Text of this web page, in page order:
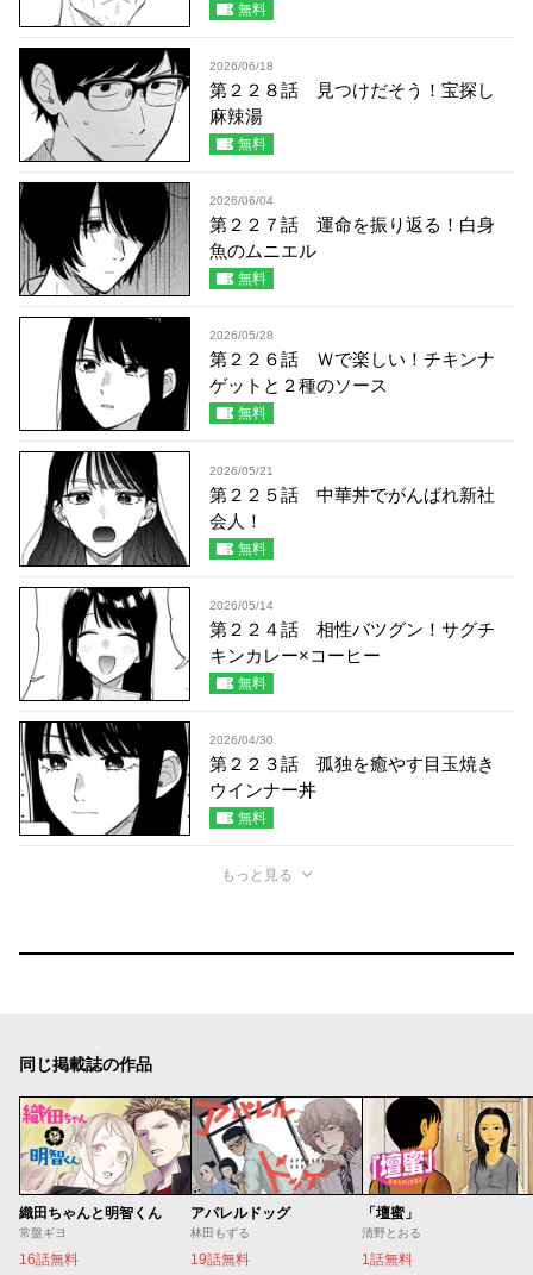
無料
2026/06/18
第２２８話 見つけだそう！宝探し
麻辣湯
無料
2026/06/04
第２２７話 運命を振り返る！白身
魚のムニエル
無料
2026/05/28
第２２６話 Ｗで楽しい！チキンナ
ゲットと２種のソース
無料
2026/05/21
第２２５話 中華丼でがんばれ新社
会人！
無料
2026/05/14
第２２４話 相性バツグン！サグチ
キンカレー×コーヒー
無料
2026/04/30
第２２３話 孤独を癒やす目玉焼き
ウインナー丼
無料
もっと見る
同じ掲載誌の作品
織田ちゃんと明智くん
常盤ギヨ
16話無料
アパレルドッグ
林田もずる
19話無料
「壇蜜」
清野とおる
1話無料